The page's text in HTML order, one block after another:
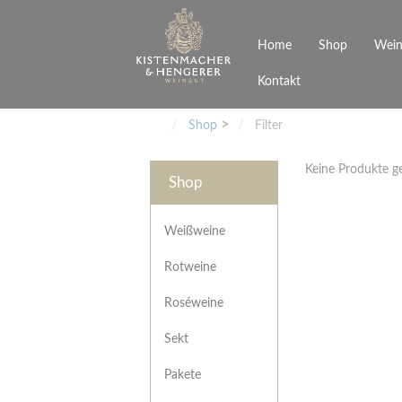
Home Shop
Weißweine
Roséweine
Junges Schwaben
Veranstaltungen
Kontakt
Shop Filter
Shop
Weißweine
Rotweine
Roséweine
Sekt
Pakete
Keine Produkte